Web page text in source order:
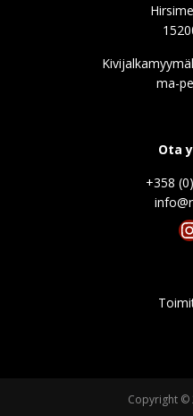
ma-
Ota
+358
Copyright ©